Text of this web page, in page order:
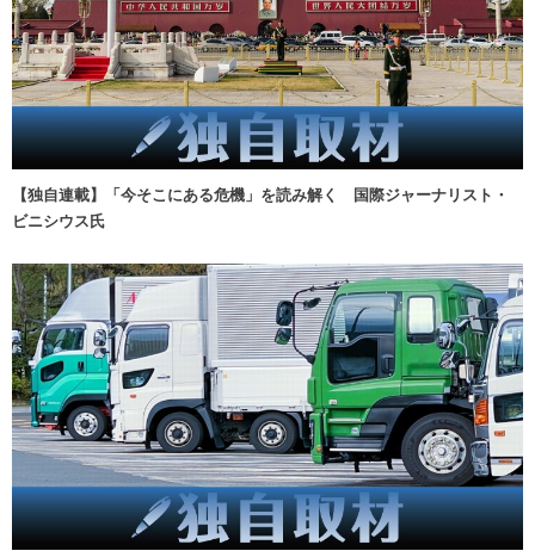
【独自連載】「今そこにある危機」を読み解く 国際ジャーナリスト・
ビニシウス氏